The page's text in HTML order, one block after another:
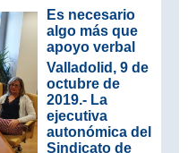
Es necesario
algo más que
apoyo verbal
Valladolid, 9 de
octubre de
2019.-La
ejecutiva
autonómica del
Sindicato de